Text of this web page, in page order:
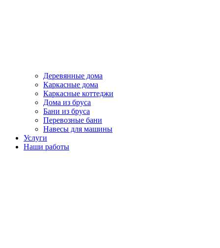
Деревянные дома
Каркасные дома
Каркасные коттеджи
Дома из бруса
Бани из бруса
Перевозные бани
Навесы для машины
Услуги
Наши работы